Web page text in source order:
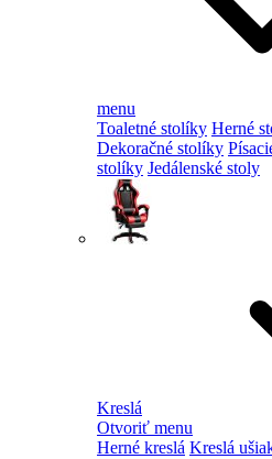
menu
Toaletné stolíky Herné
Dekoračné stolíky
stolíky Jedálenské stoly
Kreslá
Otvoriť menu
Herné kreslá Kreslá